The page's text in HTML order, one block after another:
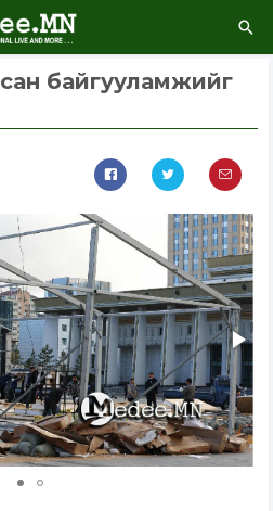
байгууламжийг